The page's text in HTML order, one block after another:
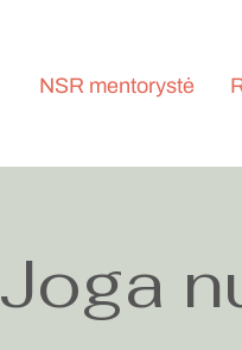
NSR mentorystė
Joga